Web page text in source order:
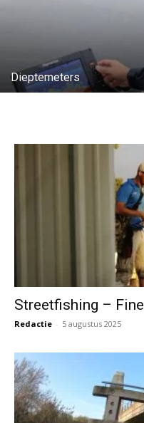
Dieptemeters
Streetfishing –
Redactie - 5 augustus 2025